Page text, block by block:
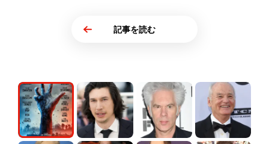
記事を読む